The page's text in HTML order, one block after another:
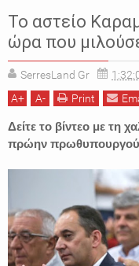
ΑΝΤΩΝΗΣ ΣΑΜΑΡΑΣ
ΚΩΣΤΑΣ ΚΑΡΑΜΑΝΛΗΣ
Το αστείο
ώρα που
SerresLand Gr
A+ A- Print
Δείτε το βίντεο με τη
πρώην